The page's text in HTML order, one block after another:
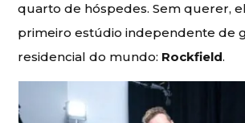
quarto de hóspedes. Sem querer,
primeiro estúdio independente de
residencial do mundo: Rockfield.